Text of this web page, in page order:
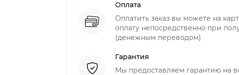
Оплата
Оплатить заказ вы можете на
оплату непосредственно при
(денежным переводом)
Гарантия
Мы предоставляем гарантию на